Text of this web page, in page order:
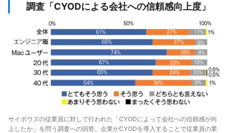
調査「CYODによる会社への信頼感向上度」
サイボウズの従業員に対して行われた「CYODによって会社への信頼感が向
上したか」を問う調査への回答。企業がCYODを導入することで従業員の業